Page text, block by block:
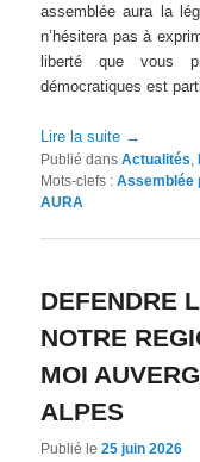
assemblée aura la
n’hésitera pas à
liberté que vous
démocratiques est
Lire la suite →
Publié dans Actualités,
Mots-clefs : Assemblée
AURA
DEFENDRE
NOTRE
MOI
ALPES
Publié le25 juin 2026